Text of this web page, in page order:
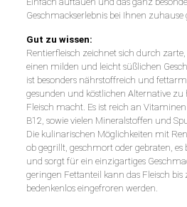
Geschmackserlebnis bei Ihnen zuhause
Gut zu wissen:
Rentierfleisch zeichnet sich durch
einen milden und leicht süßlichen
ist besonders nährstoffreich und
gesunden und köstlichen Alternative
Fleisch macht. Es ist reich an
B12, sowie vielen Mineralstoffen und
Die kulinarischen Möglichkeiten mit
ob gegrillt, geschmort oder gebraten, es
und sorgt für ein einzigartiges
geringen Fettanteil kann das Fleisch
bedenkenlos eingefroren werden.